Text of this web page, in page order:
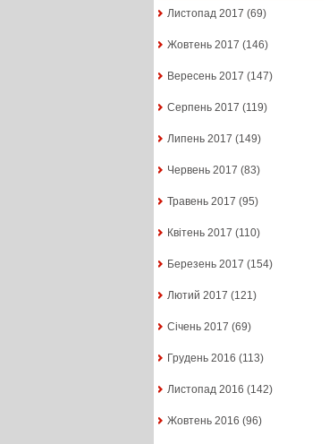
Листопад 2017 (69)
Жовтень 2017 (146)
Вересень 2017 (147)
Серпень 2017 (119)
Липень 2017 (149)
Червень 2017 (83)
Травень 2017 (95)
Квітень 2017 (110)
Березень 2017 (154)
Лютий 2017 (121)
Січень 2017 (69)
Грудень 2016 (113)
Листопад 2016 (142)
Жовтень 2016 (96)